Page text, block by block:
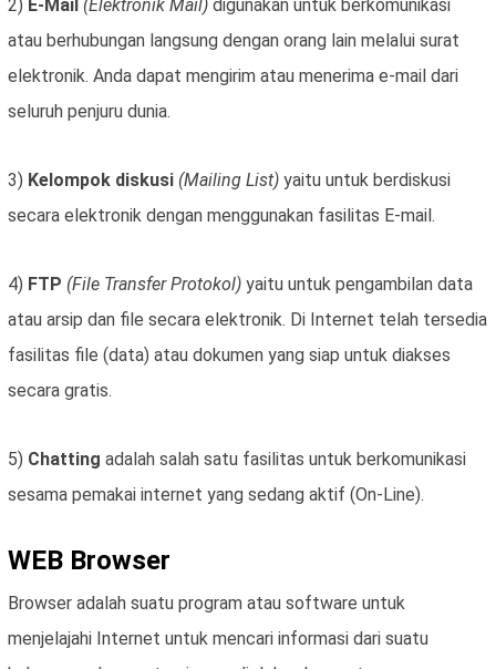
2) E-Mail (Elektronik Mail) digunakan untuk berkomunikasi
atau berhubungan langsung dengan orang lain melalui surat
elektronik. Anda dapat mengirim atau menerima e-mail dari
seluruh penjuru dunia.
3) Kelompok diskusi (Mailing List) yaitu untuk berdiskusi
secara elektronik dengan menggunakan fasilitas E-mail.
4) FTP (File Transfer Protokol) yaitu untuk pengambilan data
atau arsip dan file secara elektronik. Di Internet telah tersedia
fasilitas file (data) atau dokumen yang siap untuk diakses
secara gratis.
5) Chatting adalah salah satu fasilitas untuk berkomunikasi
sesama pemakai internet yang sedang aktif (On-Line).
WEB Browser
Browser adalah suatu program atau software untuk
menjelajahi Internet untuk mencari informasi dari suatu